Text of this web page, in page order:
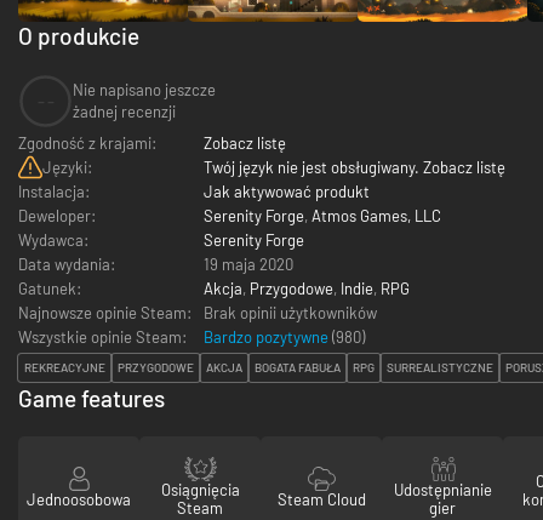
O produkcie
Nie napisano jeszcze
żadnej recenzji
Zgodność z krajami:
Zobacz listę
Języki:
Twój język nie jest obsługiwany. Zobacz listę
Instalacja:
Jak aktywować produkt
Deweloper:
Serenity Forge, Atmos Games, LLC
Wydawca:
Serenity Forge
Data wydania:
19 maja 2020
Gatunek:
Akcja, Przygodowe, Indie, RPG
Najnowsze opinie Steam:
Brak opinii użytkowników
Wszystkie opinie Steam:
Bardzo pozytywne (980)
REKREACYJNE PRZYGODOWE AKCJA BOGATA FABUŁA RPG SURREALISTYCZNE
Game features
Jednoosobowa
Osiągnięcia
Steam
Steam Cloud
Udostępnianie
gier